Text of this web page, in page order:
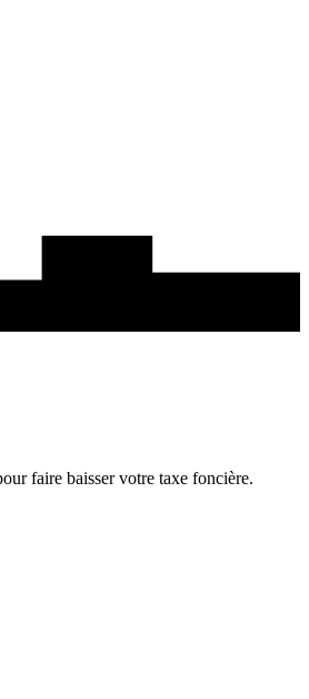
faire baisser votre taxe foncière.